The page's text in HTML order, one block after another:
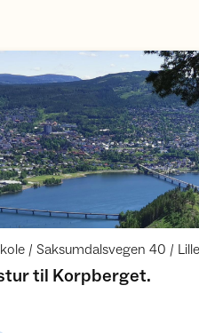
Åpne aktivitet
til Korpberget.